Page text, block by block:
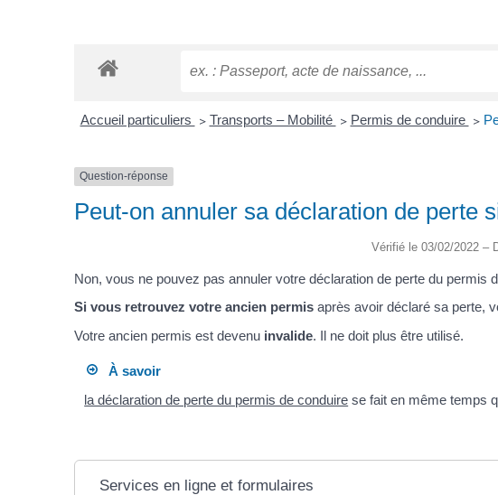
Accueil particuliers > Transports – Mobilité > Permis de conduire >
Question-réponse
Peut-on annuler sa déclaration de perte
Vérifié le 03/02/2022 –
Non, vous ne pouvez pas annuler votre déclaration de perte du permis
Si vous retrouvez votre ancien permis après avoir déclaré sa perte,
Votre ancien permis est devenu invalide. Il ne doit plus être utilisé.
À savoir
la déclaration de perte du permis de conduire se fait en même temps
Services en ligne et formulaires